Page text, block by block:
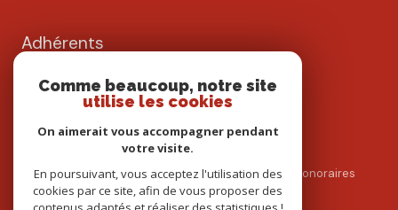
Adhérents
Nos partenaires Mentions légales Admin Nos honoraires
Politique RGPD Cookies
Comme beaucoup, notre site
utilise les cookies
On aimerait vous accompagner pendant
votre visite.
En poursuivant, vous acceptez l'utilisation des
cookies par ce site, afin de vous proposer des